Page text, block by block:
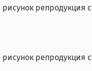
репродукция с
репродукция с